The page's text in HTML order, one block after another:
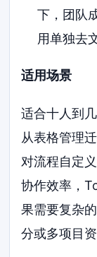
下，团队
用单独去
适用场景
适合十人到
从表格管理
对流程自定
协作效率，
果需要复杂
分或多项目